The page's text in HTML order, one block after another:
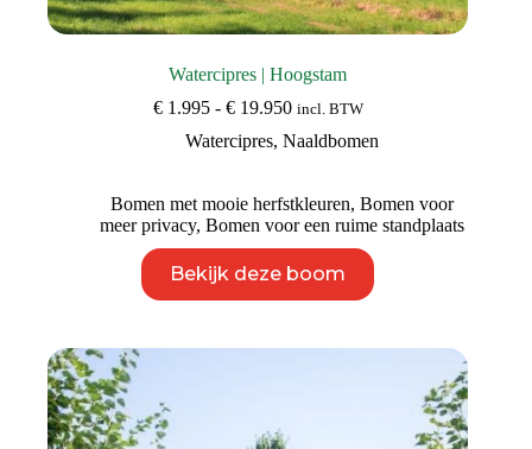
Watercipres | Hoogstam
€1.995 - €19.950Prijsklasse:
tot
incl. BTW
Watercipres, Naaldbomen
Bomen met mooie herfstkleuren, Bomen voor
meer privacy, Bomen voor een ruime standplaats
Bekijk deze boom
product
heeft
gekozen